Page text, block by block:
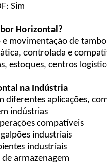
Sim
Horizontal?
movimentação de
controlada e
estoques, centros
na Indústria
diferentes aplicações,
indústrias
compatíveis
industriais
industriais
armazenagem